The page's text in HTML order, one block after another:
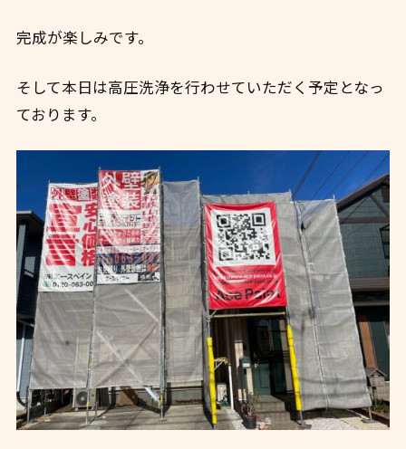
完成が楽しみです。
そして本日は高圧洗浄を行わせていただく予定となっ
ております。